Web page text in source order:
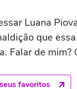
Luana
que
Falar de
favoritos